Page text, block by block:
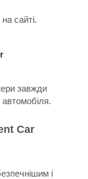
сайті.
завжди
Car
і